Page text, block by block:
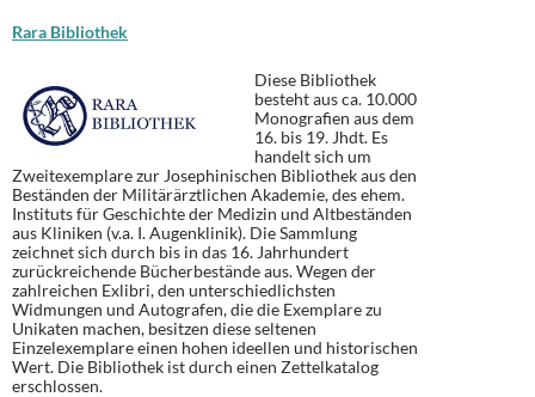
Rara Bibliothek
Diese Bibliothek
besteht aus ca. 10.000
Monografien aus dem
16. bis 19. Jhdt. Es
handelt sich um
Zweitexemplare zur Josephinischen Bibliothek aus den
Beständen der Militärärztlichen Akademie, des ehem.
Instituts für Geschichte der Medizin und Altbeständen
aus Kliniken (v.a. I. Augenklinik). Die Sammlung
zeichnet sich durch bis in das 16. Jahrhundert
zurückreichende Bücherbestände aus. Wegen der
zahlreichen Exlibri, den unterschiedlichsten
Widmungen und Autografen, die die Exemplare zu
Unikaten machen, besitzen diese seltenen
Einzelexemplare einen hohen ideellen und historischen
Wert. Die Bibliothek ist durch einen Zettelkatalog
erschlossen.